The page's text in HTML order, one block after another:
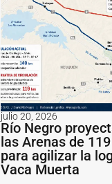
julio 20, 2026
Río Negro
las Arenas de
para agilizar la
Vaca Muerta